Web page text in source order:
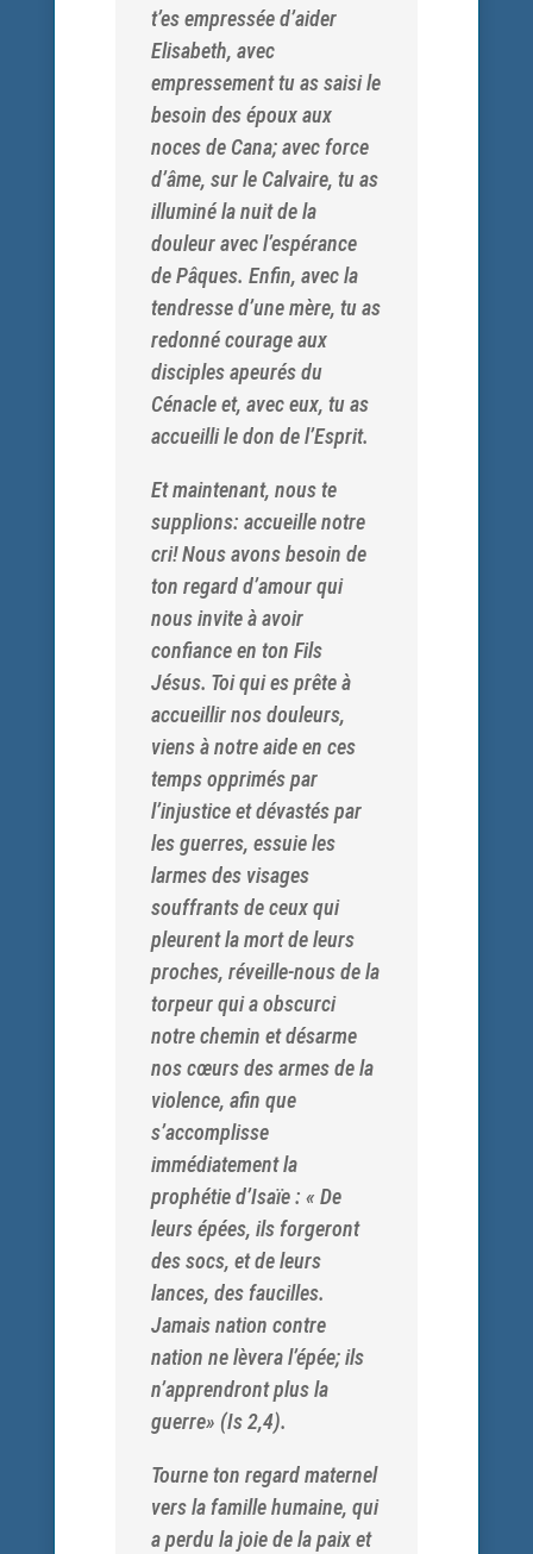
t’es empressée d’aider
Elisabeth, avec
empressement tu as saisi le
besoin des époux aux
noces de Cana; avec force
d’âme, sur le Calvaire, tu as
illuminé la nuit de la
douleur avec l’espérance
de Pâques. Enfin, avec la
tendresse d’une mère, tu as
redonné courage aux
disciples apeurés du
Cénacle et, avec eux, tu as
accueilli le don de l’Esprit.
Et maintenant, nous te
supplions: accueille notre
cri! Nous avons besoin de
ton regard d’amour qui
nous invite à avoir
confiance en ton Fils
Jésus. Toi qui es prête à
accueillir nos douleurs,
viens à notre aide en ces
temps opprimés par
l’injustice et dévastés par
les guerres, essuie les
larmes des visages
souffrants de ceux qui
pleurent la mort de leurs
proches, réveille-nous de la
torpeur qui a obscurci
notre chemin et désarme
nos cœurs des armes de la
violence, afin que
s’accomplisse
immédiatement la
prophétie d’Isaïe : « De
leurs épées, ils forgeront
des socs, et de leurs
lances, des faucilles.
Jamais nation contre
nation ne lèvera l’épée; ils
n’apprendront plus la
guerre» (Is 2,4).
Tourne ton regard maternel
vers la famille humaine, qui
a perdu la joie de la paix et